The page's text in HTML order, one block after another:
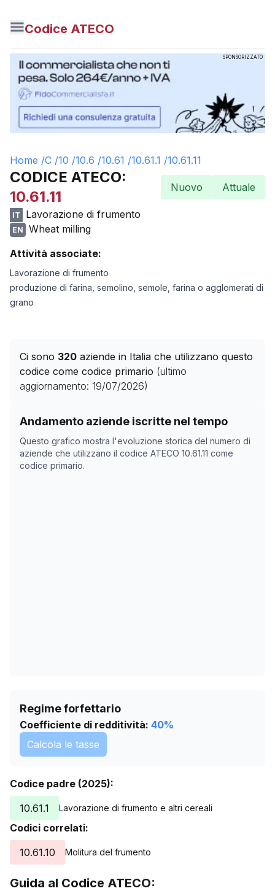
Codice ATECO
SPONSORIZZATO
Home /C /10 /10.6 /10.61 /10.61.1 /10.61.11
CODICE ATECO:
10.61.11
Nuovo Attuale
IT Lavorazione di frumento
EN
Wheat milling
Attività associate:
Lavorazione di frumento
produzione di farina, semolino, semole, farina o agglomerati di
grano
Ci sono 320 aziende in Italia che utilizzano questo
codice come codice primario (ultimo
aggiornamento: 19/07/2026)
Andamento aziende iscritte nel tempo
Questo grafico mostra l'evoluzione storica del numero di
aziende che utilizzano il codice ATECO 10.61.11 come
codice primario.
Storico numero di aziende con codice ATECO
Data rilevazione
09/05/2025
0
20/10/2025
Regime forfettario
Coefficiente di redditività: 40%
Calcola le tasse
Codice padre (2025):
10.61.1
Lavorazione di frumento e altri cereali
Codici correlati:
10.61.10
Molitura del frumento
Guida al Codice ATECO: